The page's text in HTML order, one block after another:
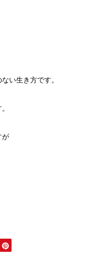
い生き方です。
が